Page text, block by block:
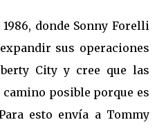
donde Sonny Forelli
sus operaciones
City y cree que las
posible porque es
esto envía a Tommy